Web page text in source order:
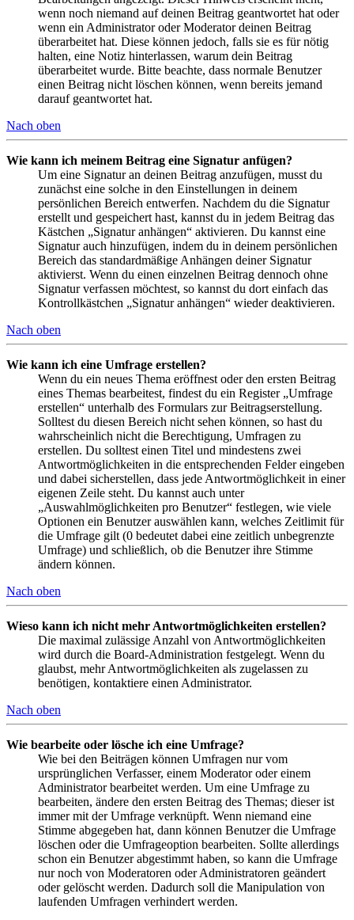
wenn noch niemand auf deinen Beitrag geantwortet hat oder
wenn ein Administrator oder Moderator deinen Beitrag
überarbeitet hat. Diese können jedoch, falls sie es für nötig
halten, eine Notiz hinterlassen, warum dein Beitrag
überarbeitet wurde. Bitte beachte, dass normale Benutzer
einen Beitrag nicht löschen können, wenn bereits jemand
darauf geantwortet hat.
Nach oben
Wie kann ich meinem Beitrag eine Signatur anfügen?
Um eine Signatur an deinen Beitrag anzufügen, musst du
zunächst eine solche in den Einstellungen in deinem
persönlichen Bereich entwerfen. Nachdem du die Signatur
erstellt und gespeichert hast, kannst du in jedem Beitrag das
Kästchen „Signatur anhängen“ aktivieren. Du kannst eine
Signatur auch hinzufügen, indem du in deinem persönlichen
Bereich das standardmäßige Anhängen deiner Signatur
aktivierst. Wenn du einen einzelnen Beitrag dennoch ohne
Signatur verfassen möchtest, so kannst du dort einfach das
Kontrollkästchen „Signatur anhängen“ wieder deaktivieren.
Nach oben
Wie kann ich eine Umfrage erstellen?
Wenn du ein neues Thema eröffnest oder den ersten Beitrag
eines Themas bearbeitest, findest du ein Register „Umfrage
erstellen“ unterhalb des Formulars zur Beitragserstellung.
Solltest du diesen Bereich nicht sehen können, so hast du
wahrscheinlich nicht die Berechtigung, Umfragen zu
erstellen. Du solltest einen Titel und mindestens zwei
Antwortmöglichkeiten in die entsprechenden Felder eingeben
und dabei sicherstellen, dass jede Antwortmöglichkeit in einer
eigenen Zeile steht. Du kannst auch unter
„Auswahlmöglichkeiten pro Benutzer“ festlegen, wie viele
Optionen ein Benutzer auswählen kann, welches Zeitlimit für
die Umfrage gilt (0 bedeutet dabei eine zeitlich unbegrenzte
Umfrage) und schließlich, ob die Benutzer ihre Stimme
ändern können.
Nach oben
Wieso kann ich nicht mehr Antwortmöglichkeiten erstellen?
Die maximal zulässige Anzahl von Antwortmöglichkeiten
wird durch die Board-Administration festgelegt. Wenn du
glaubst, mehr Antwortmöglichkeiten als zugelassen zu
benötigen, kontaktiere einen Administrator.
Nach oben
Wie bearbeite oder lösche ich eine Umfrage?
Wie bei den Beiträgen können Umfragen nur vom
ursprünglichen Verfasser, einem Moderator oder einem
Administrator bearbeitet werden. Um eine Umfrage zu
bearbeiten, ändere den ersten Beitrag des Themas; dieser ist
immer mit der Umfrage verknüpft. Wenn niemand eine
Stimme abgegeben hat, dann können Benutzer die Umfrage
löschen oder die Umfrageoption bearbeiten. Sollte allerdings
schon ein Benutzer abgestimmt haben, so kann die Umfrage
nur noch von Moderatoren oder Administratoren geändert
oder gelöscht werden. Dadurch soll die Manipulation von
laufenden Umfragen verhindert werden.